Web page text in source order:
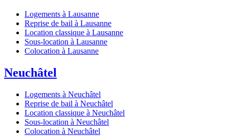
Logements à Lausanne
Reprise de bail à Lausanne
Location classique à Lausanne
Sous-location à Lausanne
Colocation à Lausanne
Neuchâtel
Logements à Neuchâtel
Reprise de bail à Neuchâtel
Location classique à Neuchâtel
Sous-location à Neuchâtel
Colocation à Neuchâtel